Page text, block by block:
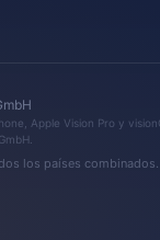
Apple Vision Pro y
los países combinados.